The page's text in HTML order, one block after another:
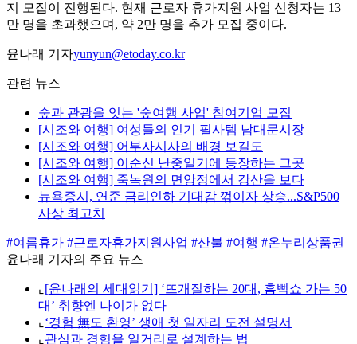
지 모집이 진행된다. 현재 근로자 휴가지원 사업 신청자는 13
만 명을 초과했으며, 약 2만 명을 추가 모집 중이다.
윤나래 기자yunyun@etoday.co.kr
관련 뉴스
숲과 관광을 잇는 '숲여행 사업' 참여기업 모집
[시조와 여행] 여성들의 인기 필사템 남대문시장
[시조와 여행] 어부사시사의 배경 보길도
[시조와 여행] 이순신 난중일기에 등장하는 그곳
[시조와 여행] 죽녹원의 면앙정에서 강산을 보다
뉴욕증시, 연준 금리인하 기대감 꺾이자 상승...S&P500
사상 최고치
#여름휴가 #근로자휴가지원사업 #산불 #여행 #온누리상품권
윤나래 기자의 주요 뉴스
⌞ [윤나래의 세대읽기] ‘뜨개질하는 20대, 흠뻑쇼 가는 50
대’ 취향엔 나이가 없다
⌞ ‘경험 無도 환영’ 생애 첫 일자리 도전 설명서
⌞ 관심과 경험을 일거리로 설계하는 법